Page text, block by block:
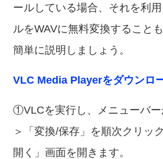
ールしている場合、それを利
ルをWAVに無料変換すること
簡単に説明しましょう。
VLC Media Playerをダウンロ
①VLCを実行し、メニューバー
＞「変換/保存」を順次クリッ
開く」画面を開きます。